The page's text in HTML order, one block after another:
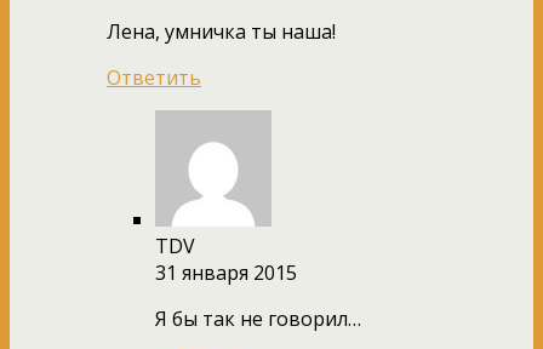
Лена, умничка ты наша!
Ответить
TDV
31 января 2015
Я бы так не говорил…